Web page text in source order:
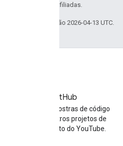
da Oracle e/ou afiliadas.
Última atualização 2026-04-13 UTC.
GitHub
Encontre amostras de código
da API e outros projetos de
código aberto do YouTube.